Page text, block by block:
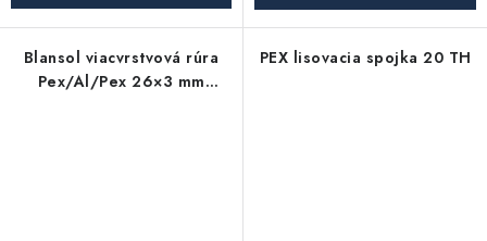
Blansol viacvrstvová rúra
Pex/Al/Pex 26×3 mm
PEX lisovacia spojka 20 TH